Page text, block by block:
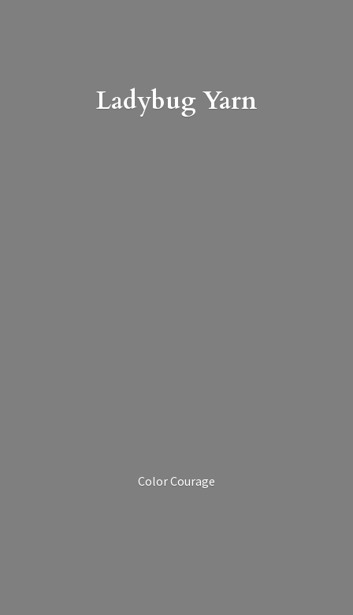
Ladybug Yarn
Color Courage